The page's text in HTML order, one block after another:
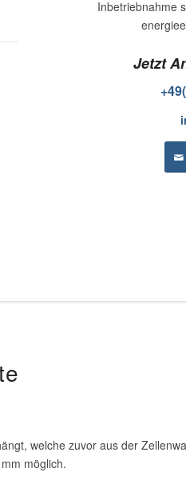
Inbetriebnahme
Jetzt
welche zuvor aus der
möglich.